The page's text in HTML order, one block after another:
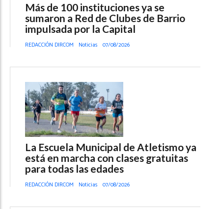
Más de 100 instituciones ya se
sumaron a Red de Clubes de Barrio
impulsada por la Capital
REDACCIÓN DIRCOM Noticias 07/08/2026
La Escuela Municipal de Atletismo ya
está en marcha con clases gratuitas
para todas las edades
REDACCIÓN DIRCOM Noticias 07/08/2026